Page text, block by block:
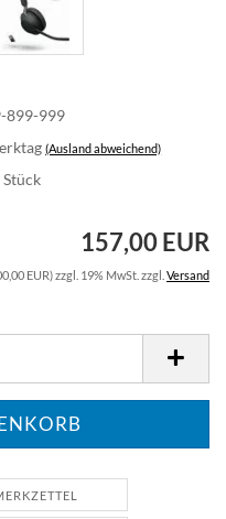
899-999
(Ausland abweichend)
Stück
157,00 EUR
EUR) zzgl. 19% MwSt. zzgl. Versand